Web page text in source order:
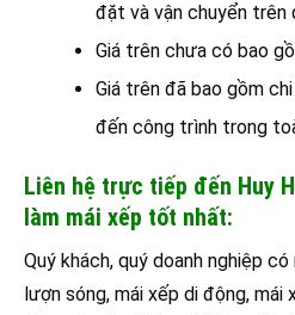
đặt và vận chuyển trên
Giá trên chưa có bao
Giá trên đã bao gồm
đến công trình trong
Liên hệ trực tiếp đến Huy
làm mái xếp tốt nhất:
Quý khách, quý doanh nghiệp
lượn sóng, mái xếp di động, mái